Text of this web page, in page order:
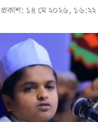
প্রকাশ: ১৪ মে ২০২৬, ১৬:২২